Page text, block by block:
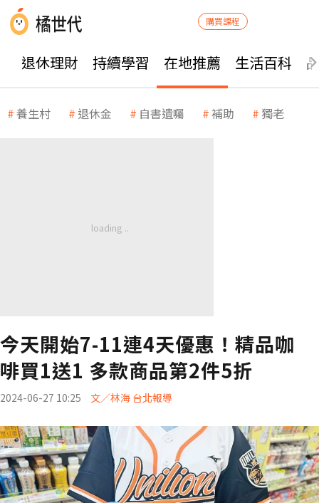
購買課程
退休理財 持續學習 在地推薦 生活百科
養生村 退休金 自書遺囑 補助 獨老
今天開始7-11連4天優惠！精品咖
啡買1送1 多款商品第2件5折
2024-06-27 10:25 文／林海 台北報導